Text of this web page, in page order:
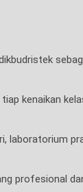
kenaikan
laboratorium
profesional